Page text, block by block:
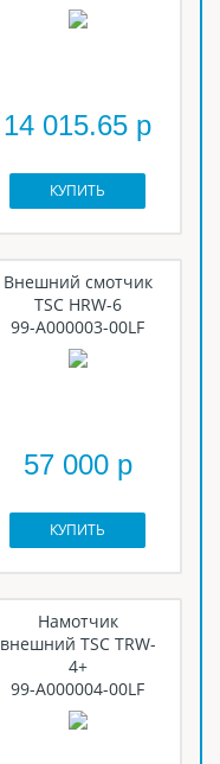
14 015.65 р
КУПИТЬ
Внешний смотчик
TSC HRW-6
99-A000003-00LF
57 000 р
КУПИТЬ
Намотчик
внешний TSC TRW-
4+
99-A000004-00LF